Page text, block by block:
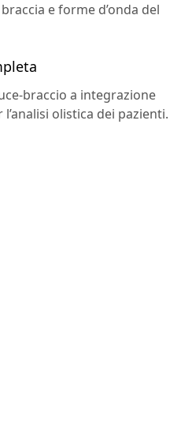
e forme d’onda del
braccio a integrazione
olistica dei pazienti.